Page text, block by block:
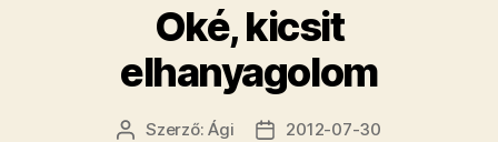
Oké, kicsit
elhanyagolom
Bejegyzés
Szerző:Ági
Bejegyzés
2012-07-30